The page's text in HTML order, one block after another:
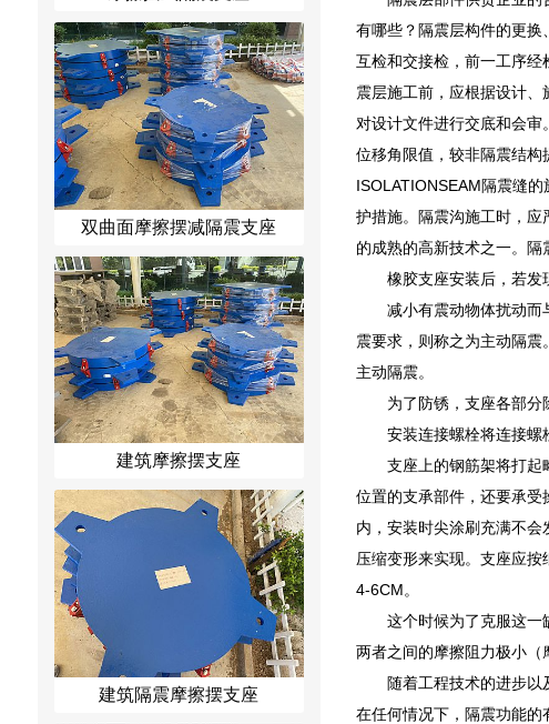
双曲面摩擦摆减隔震支座
建筑摩擦摆支座
建筑隔震摩擦摆支座
有哪些？隔震层构件的更换
互检和交接检，前一工序
震层施工前，应根据设计
对设计文件进行交底和会
位移角限值，较非隔震结
ISOLATIONSEAM隔震缝
护措施。隔震沟施工时，
的成熟的高新技术之一。隔
橡胶支座安装后，若发
减小有震动物体扰动而
震要求，则称之为主动隔
主动隔震。
为了防锈，支座各部分
安装连接螺栓将连接螺
支座上的钢筋架将打起
位置的支承部件，还要承
内，安装时尖涂刷充满不
压缩变形来实现。支座应
4-6CM。
这个时候为了克服这一
两者之间的摩擦阻力极小（
随着工程技术的进步以
在任何情况下，隔震功能的